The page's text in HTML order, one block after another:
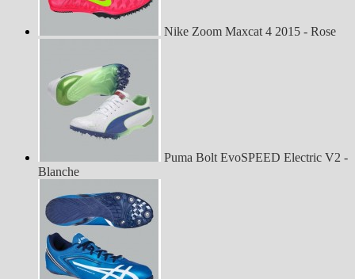
Nike Zoom Maxcat 4 2015 - Rose
Puma Bolt EvoSPEED Electric V2 -
Blanche